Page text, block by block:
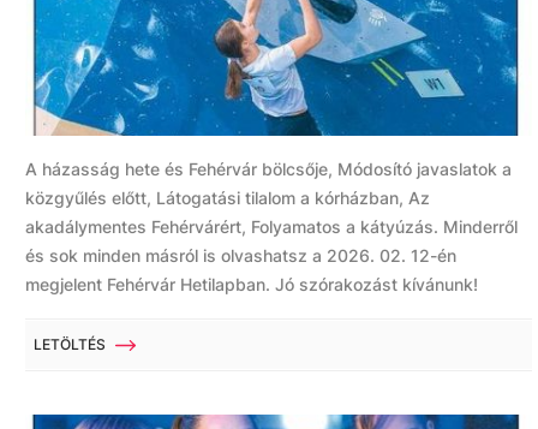
A házasság hete és Fehérvár bölcsője, Módosító javaslatok a
közgyűlés előtt, Látogatási tilalom a kórházban, Az
akadálymentes Fehérvárért, Folyamatos a kátyúzás. Minderről
és sok minden másról is olvashatsz a 2026. 02. 12-én
megjelent Fehérvár Hetilapban. Jó szórakozást kívánunk!
LETÖLTÉS